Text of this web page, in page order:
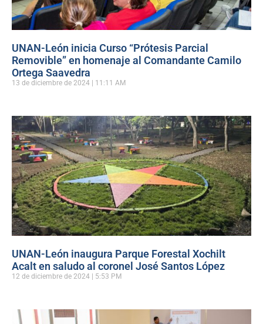
UNAN-León inicia Curso “Prótesis Parcial
Removible” en homenaje al Comandante Camilo
Ortega Saavedra
13 de diciembre de 2024 11:11 AM
UNAN-León inaugura Parque Forestal Xochilt
Acalt en saludo al coronel José Santos López
12 de diciembre de 2024 5:53 PM